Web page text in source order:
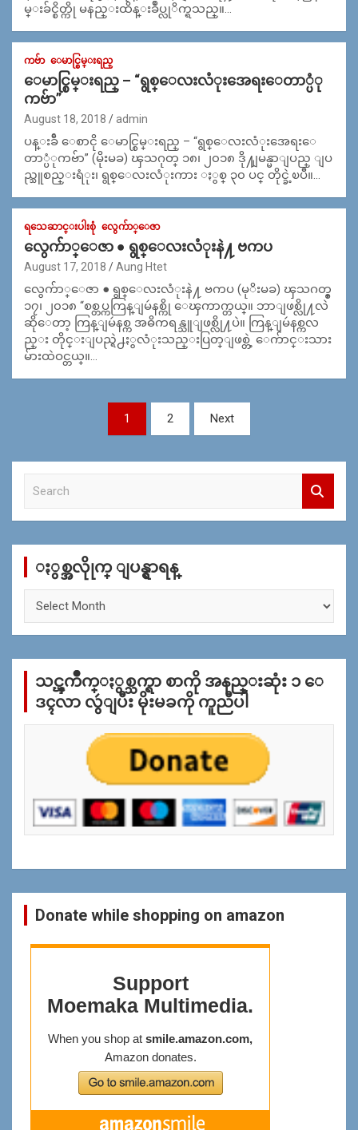
မ္းခ်င္စိတ္ကို မနည္းထိန္းခ်ဳပ္လုိက္ရသည္။…
ကဗ်ာ ေမာင္စြမ္းရည္
ေမာင္စြမ္းရည္ – “ရွစ္ေလးလံုးအေရးေတာ္ပံု
ကဗ်ာ”
August 18, 2018 admin
ပန္းခ်ီ ေစာငို ေမာင္စြမ္းရည္ – “ရွစ္ေလးလံုးအေရးေ
တာ္ပံုကဗ်ာ” (မိုးမခ) ၾသဂုတ္ ၁၈၊ ၂၀၁၈ ဒို႔ျမန္မာျပည္ ျပ
ည္သူစည္းရံုး၊ ရွစ္ေလးလံုးကား ႏွစ္ ၃၀ ပင္ တိုင္ခဲ့ၿပီ။…
ရသေဆာင္းပါးစုံ လွေက်ာ္ေဇာ
လွေက်ာ္ေဇာ ● ရွစ္ေလးလံုးနဲ႔ ဗကပ
August 17, 2018 Aung Htet
လွေက်ာ္ေဇာ ● ရွစ္ေလးလံုးနဲ႔ ဗကပ (မုိးမခ) ၾသဂတ္စ္
၁၇၊ ၂၀၁၈ “စစ္တပ္ကကြန္ျမဴနစ္ကို ေၾကာက္တယ္။ ဘာျဖစ္လို႔လဲ
ဆိုေတာ့ ကြန္ျမဴနစ္က အဓိကရန္သူျဖစ္လို႔ပဲ။ ကြန္ျမဴနစ္ကလ
ည္း တိုင္းျပည္ရဲ႕ႏွလံုးသည္းပြတ္ျဖစ္တဲ့ ေက်ာင္းသား
မ်ားထဲဝင္တယ္။…
1 2 Next
c
ႏွစ္အလိုုက္ ျပန္ရွာရန္
က္
န္
သင္ၾကိဳက္ႏွစ္သက္ရာ စာကို အနည္းဆုံး ၁ ေ
ဒၚလာ လွဴျပီး မိုးမခကို ကူညီပါ
Donate while shopping on amazon